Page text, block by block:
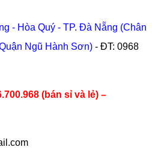
- Hòa Quý - TP. Đà Nẵng (Chân
Ngũ Hành Sơn) - ĐT: 0968
(bán sỉ và lẻ) –